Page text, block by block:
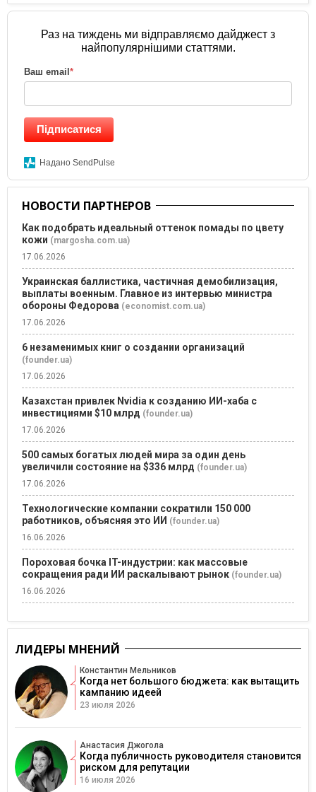
Раз на тиждень ми відправляємо дайджест з
найпопулярнішими статтями.
Ваш email *
Підписатися
Надано SendPulse
НОВОСТИ ПАРТНЕРОВ
Как подобрать идеальный оттенок помады по цвету
кожи (margosha.com.ua)
17.06.2026
Украинская баллистика, частичная демобилизация,
выплаты военным. Главное из интервью министра
обороны Федорова (economist.com.ua)
17.06.2026
6 незаменимых книг о создании организаций
(founder.ua)
17.06.2026
Казахстан привлек Nvidia к созданию ИИ-хаба с
инвестициями $10 млрд (founder.ua)
17.06.2026
500 самых богатых людей мира за один день
увеличили состояние на $336 млрд (founder.ua)
17.06.2026
Технологические компании сократили 150 000
работников, объясняя это ИИ (founder.ua)
16.06.2026
Пороховая бочка IT-индустрии: как массовые
сокращения ради ИИ раскалывают рынок (founder.ua)
16.06.2026
ЛИДЕРЫ МНЕНИЙ
Константин Мельников
Когда нет большого бюджета: как вытащить
кампанию идеей
23 июля 2026
Анастасия Джогола
Когда публичность руководителя становится
риском для репутации
16 июля 2026